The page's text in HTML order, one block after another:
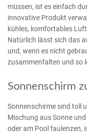
müssen, ist es einfach
innovative Produkt
kühles, komfortables
Natürlich lässt sich das
und, wenn es nicht
zusammenfalten und so
Sonnenschirm
Sonnenschirme sind toll
Mischung aus Sonne
oder am Pool faulenzen,